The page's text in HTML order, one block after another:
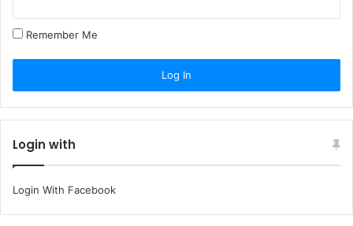
Remember Me
Login with
Login With Facebook